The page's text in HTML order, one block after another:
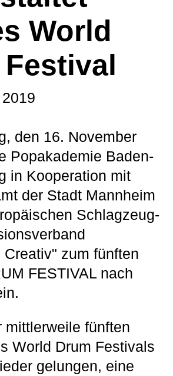
World
den 16. November
Popakademie Baden-
in Kooperation mit
der Stadt Mannheim
Schlagzeug-
zum fünften
FESTIVAL nach
mittlerweile fünften
World Drum Festivals
gelungen, eine